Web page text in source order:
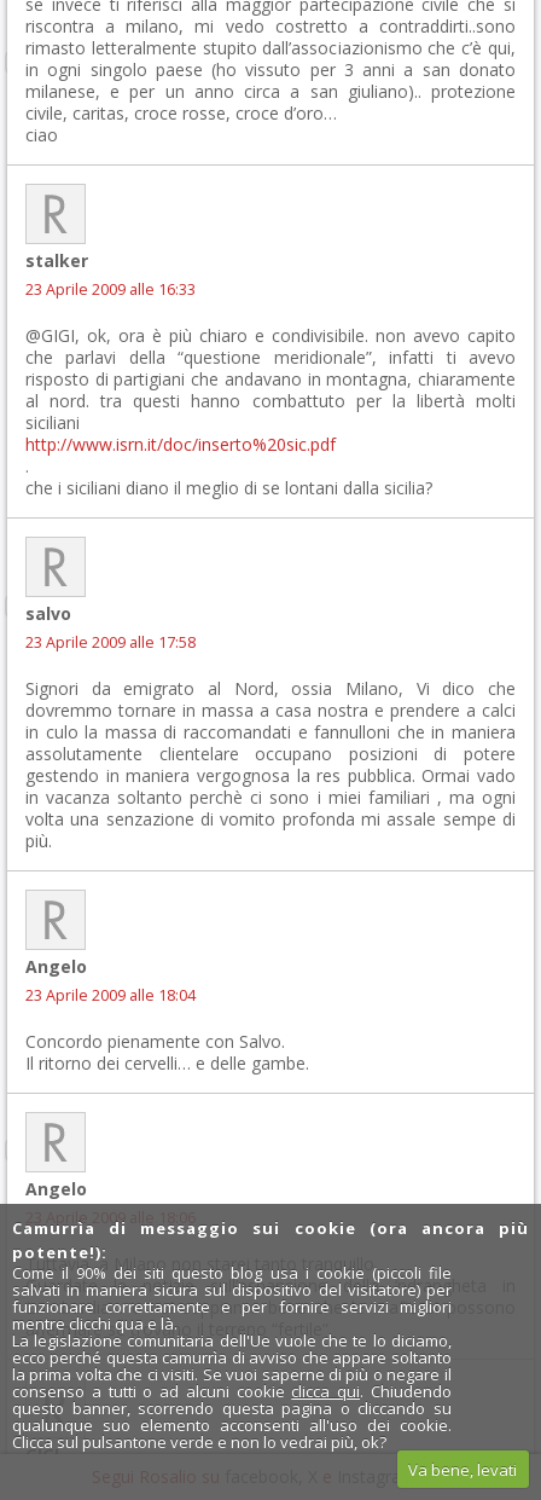
riscontra a milano, mi vedo costretto a contraddirti..sono
rimasto letteralmente stupito dall’associazionismo che c’è qui,
in ogni singolo paese (ho vissuto per 3 anni a san donato
milanese, e per un anno circa a san giuliano).. protezione
civile, caritas, croce rosse, croce d’oro…
ciao
stalker
23 Aprile 2009 alle 16:33
@GIGI, ok, ora è più chiaro e condivisibile. non avevo capito
che parlavi della “questione meridionale”, infatti ti avevo
risposto di partigiani che andavano in montagna, chiaramente
al nord. tra questi hanno combattuto per la libertà molti
siciliani
http://www.isrn.it/doc/inserto%20sic.pdf
.
che i siciliani diano il meglio di se lontani dalla sicilia?
salvo
23 Aprile 2009 alle 17:58
Signori da emigrato al Nord, ossia Milano, Vi dico che
dovremmo tornare in massa a casa nostra e prendere a calci
in culo la massa di raccomandati e fannulloni che in maniera
assolutamente clientelare occupano posizioni di potere
gestendo in maniera vergognosa la res pubblica. Ormai vado
in vacanza soltanto perchè ci sono i miei familiari , ma ogni
volta una senzazione di vomito profonda mi assale sempe di
più.
Angelo
23 Aprile 2009 alle 18:04
Concordo pienamente con Salvo.
Il ritorno dei cervelli… e delle gambe.
Angelo
23 Aprile 2009 alle 18:06
Tuttavia, a Milano non starei tanto tranquillo.
Guardate le notizie sull’espansione della ‘ndrangheta in
Lombardia… e noi sappiamo bene che le mafie si possono
affermare se trovano il terreno “fertile”.
GIGI
x
Instagram
Camurrìa di messaggio sui cookie (ora ancora più
potente!):
Come il 90% dei siti questo blog usa i cookie (piccoli file
salvati in maniera sicura sul dispositivo del visitatore) per
funzionare correttamente e per fornire servizi migliori
mentre clicchi qua e là.
La legislazione comunitaria dell'Ue vuole che te lo diciamo,
ecco perché questa camurrìa di avviso che appare soltanto
la prima volta che ci visiti. Se vuoi saperne di più o negare il
consenso a tutti o ad alcuni cookie clicca qui. Chiudendo
questo banner, scorrendo questa pagina o cliccando su
qualunque suo elemento acconsenti all'uso dei cookie.
Clicca sul pulsantone verde e non lo vedrai più, ok?
Va bene, levati